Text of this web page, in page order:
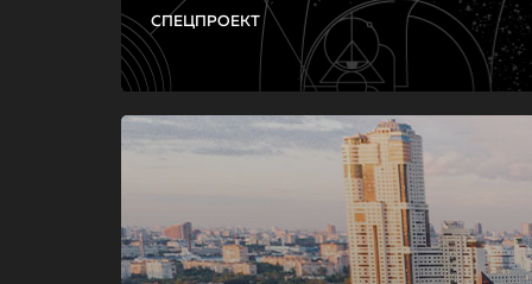
СПЕЦПРОЕКТ